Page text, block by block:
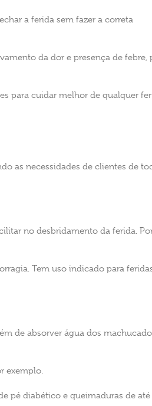
a ferida sem fazer a correta
da dor e presença de febre,
para cuidar melhor de qualquer
as necessidades de clientes de
no desbridamento da ferida.
Tem uso indicado para
de absorver água dos
exemplo.
pé diabético e queimaduras de até